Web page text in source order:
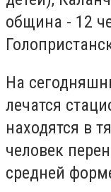
община - 12
На
лечатся
находятся в
человек
средней